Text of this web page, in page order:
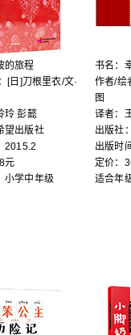
的旅程
[日]刀根里衣/文·
玲 彭懿
望出版社
2015.2
元
小学中年级
书名：
作者/绘
图
译者：
出版社
出版时
定价：
适合年